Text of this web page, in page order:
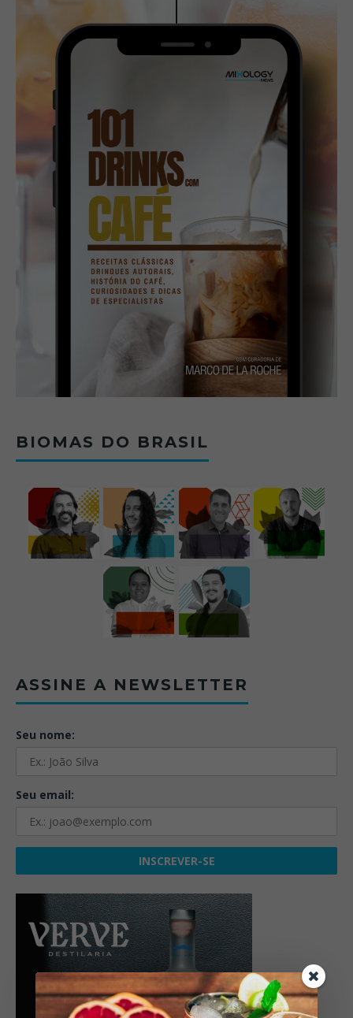
BIOMAS DO BRASIL
ASSINE A NEWSLETTER
Seu nome:
Seu email: